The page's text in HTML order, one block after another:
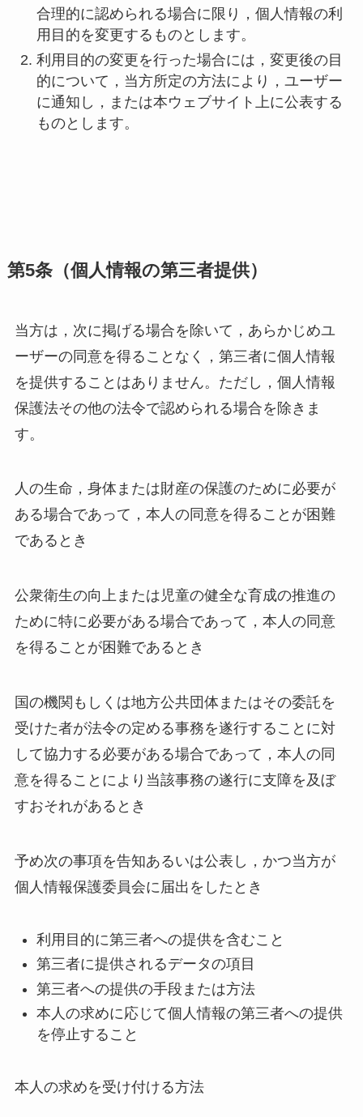
合理的に認められる場合に限り，個人情報の利
用目的を変更するものとします。
利用目的の変更を行った場合には，変更後の目
的について，当方所定の方法により，ユーザー
に通知し，または本ウェブサイト上に公表する
ものとします。
第5条（個人情報の第三者提供）
当方は，次に掲げる場合を除いて，あらかじめユ
ーザーの同意を得ることなく，第三者に個人情報
を提供することはありません。ただし，個人情報
保護法その他の法令で認められる場合を除きま
す。
人の生命，身体または財産の保護のために必要が
ある場合であって，本人の同意を得ることが困難
であるとき
公衆衛生の向上または児童の健全な育成の推進の
ために特に必要がある場合であって，本人の同意
を得ることが困難であるとき
国の機関もしくは地方公共団体またはその委託を
受けた者が法令の定める事務を遂行することに対
して協力する必要がある場合であって，本人の同
意を得ることにより当該事務の遂行に支障を及ぼ
すおそれがあるとき
予め次の事項を告知あるいは公表し，かつ当方が
個人情報保護委員会に届出をしたとき
利用目的に第三者への提供を含むこと
第三者に提供されるデータの項目
第三者への提供の手段または方法
本人の求めに応じて個人情報の第三者への提供
を停止すること
本人の求めを受け付ける方法